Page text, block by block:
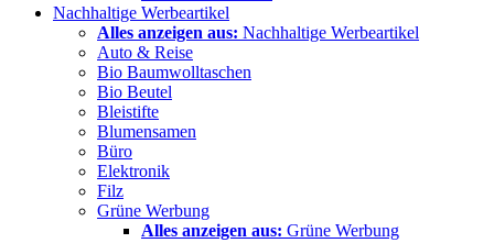
Nachhaltige Werbeartikel
Alles anzeigen aus: Nachhaltige Werbeartikel
Auto & Reise
Bio Baumwolltaschen
Bio Beutel
Bleistifte
Blumensamen
Büro
Elektronik
Filz
Grüne Werbung
Alles anzeigen aus: Grüne Werbung